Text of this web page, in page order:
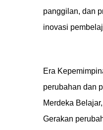
panggilan, dan
inovasi
Era
perubahan dan
Merdeka
Gerakan